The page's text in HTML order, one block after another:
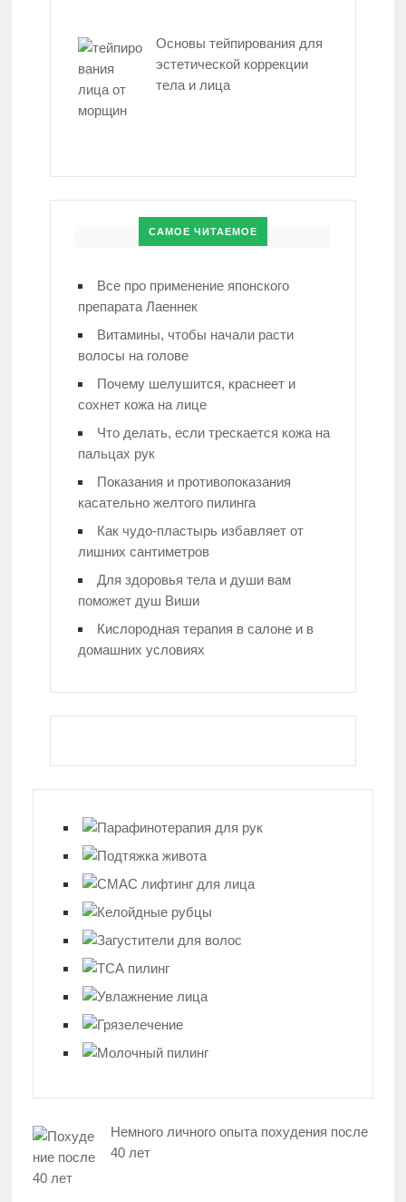
Основы тейпирования для
эстетической коррекции
тела и лица
САМОЕ ЧИТАЕМОЕ
Все про применение японского
препарата Лаеннек
Витамины, чтобы начали расти
волосы на голове
Почему шелушится, краснеет и
сохнет кожа на лице
Что делать, если трескается кожа на
пальцах рук
Показания и противопоказания
касательно желтого пилинга
Как чудо-пластырь избавляет от
лишних сантиметров
Для здоровья тела и души вам
поможет душ Виши
Кислородная терапия в салоне и в
домашних условиях
Немного личного опыта похудения после
40 лет